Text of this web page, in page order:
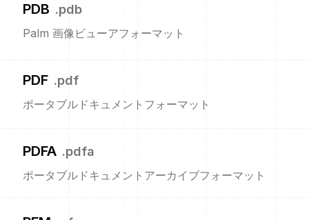
PDB .pdb
Palm 画像ビューアフォーマット
PDF .pdf
ポータブルドキュメントフォーマット
PDFA .pdfa
ポータブルドキュメントアーカイブフォーマット